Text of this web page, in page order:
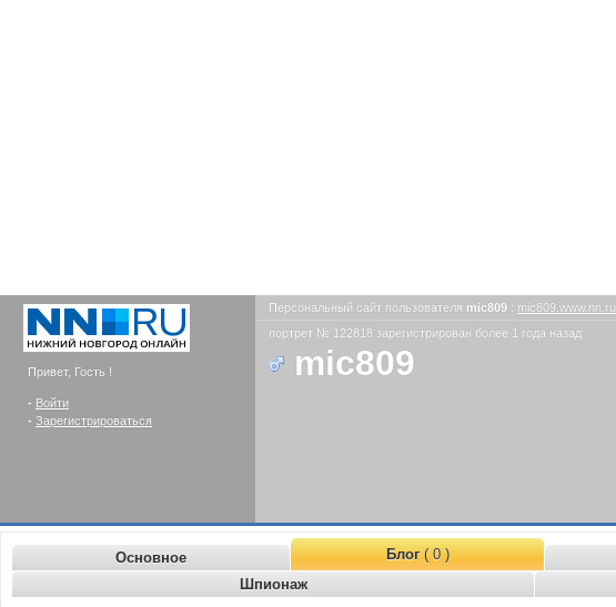
Привет, Гость !
- Войти
- Зарегистрироваться
Персональный сайт пользователя mic809 : mic809.www.nn.ru
портрет № 122818 зарегистрирован более 1 года назад
mic809
Основное Блог( 0 )
Шпионаж